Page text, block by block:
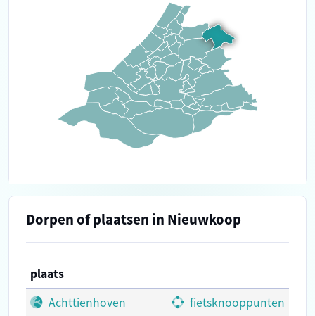
Dorpen of plaatsen in Nieuwkoop
plaats
Achttienhoven
fietsknooppunten